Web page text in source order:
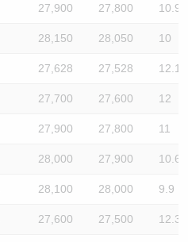
27,900 27,800 10.9
28,150 28,050 10
27,628 27,528 12.1
27,700 27,600 12
27,900 27,800 11
28,000 27,900 10.6
28,100 28,000 9.9
27,600 27,500 12.3